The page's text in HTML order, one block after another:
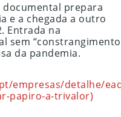
documental prepara
e a chegada a outro
Entrada na
sem “constrangimento
da pandemia.
empresas/detalhe/
papiro-a-trivalor)